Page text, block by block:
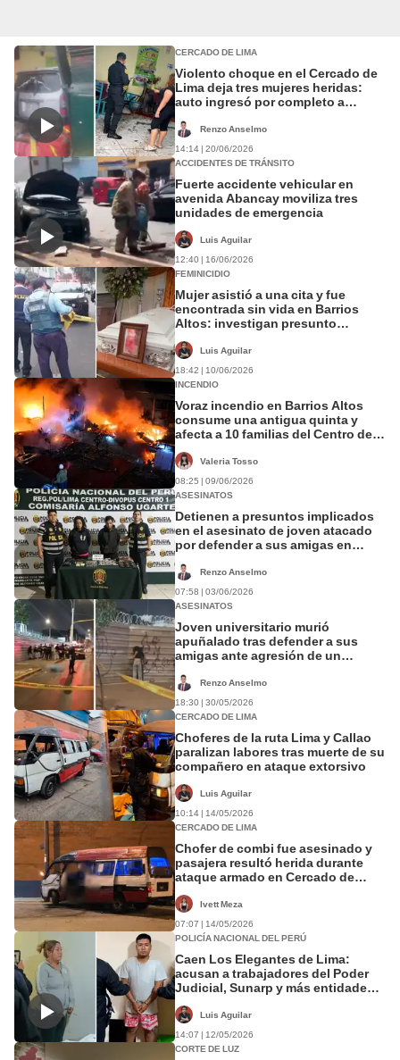
CERCADO DE LIMA
Violento choque en el Cercado de
Lima deja tres mujeres heridas:
auto ingresó por completo a
Renzo Anselmo
14:14 | 20/06/2026
ACCIDENTES DE TRÁNSITO
Fuerte accidente vehicular en
avenida Abancay moviliza tres
unidades de emergencia
Luis Aguilar
12:40 | 16/06/2026
FEMINICIDIO
Mujer asistió a una cita y fue
encontrada sin vida en Barrios
Altos: investigan presunto
Luis Aguilar
18:42 | 10/06/2026
INCENDIO
Voraz incendio en Barrios Altos
consume una antigua quinta y
afecta a 10 familias del Centro de
Valeria Tosso
08:25 | 09/06/2026
ASESINATOS
Detienen a presuntos implicados
en el asesinato de joven atacado
por defender a sus amigas en
Renzo Anselmo
07:58 | 03/06/2026
ASESINATOS
Joven universitario murió
apuñalado tras defender a sus
amigas ante agresión de un
Renzo Anselmo
18:30 | 30/05/2026
CERCADO DE LIMA
Choferes de la ruta Lima y Callao
paralizan labores tras muerte de su
compañero en ataque extorsivo
Luis Aguilar
10:14 | 14/05/2026
CERCADO DE LIMA
Chofer de combi fue asesinado y
pasajera resultó herida durante
ataque armado en Cercado de
Ivett Meza
07:07 | 14/05/2026
POLICÍA NACIONAL DEL PERÚ
Caen Los Elegantes de Lima:
acusan a trabajadores del Poder
Judicial, Sunarp y más entidades
Luis Aguilar
14:07 | 12/05/2026
CORTE DE LUZ